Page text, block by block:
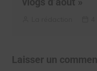
Laisser un